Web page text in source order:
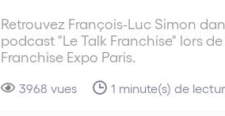
Retrouvez François-Luc Simon
podcast "Le Talk Franchise" lors de
Franchise Expo Paris.
3968 vues 1 minute(s) de